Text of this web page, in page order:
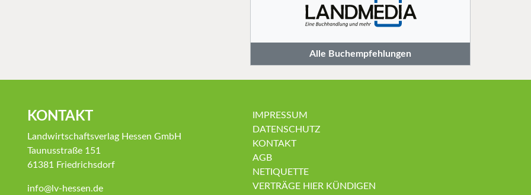
Alle Buchempfehlungen
KONTAKT
Landwirtschaftsverlag Hessen GmbH
Taunusstraße 151
61381 Friedrichsdorf
info@lv-hessen.de
IMPRESSUM
DATENSCHUTZ
KONTAKT
AGB
NETIQUETTE
VERTRÄGE HIER KÜNDIGEN